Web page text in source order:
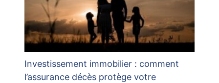
Investissement immobilier : comment
l’assurance décès protège votre